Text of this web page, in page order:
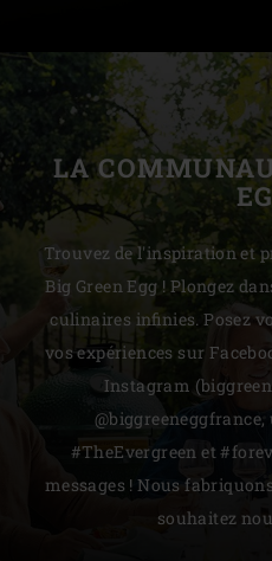
LA
Trouvez de l'inspiration et
Big Green Egg ! Plongez
culinaires infinies. Posez
vos expériences sur
Instagram
#TheEvergreen et
messages ! Nous
souhaitez